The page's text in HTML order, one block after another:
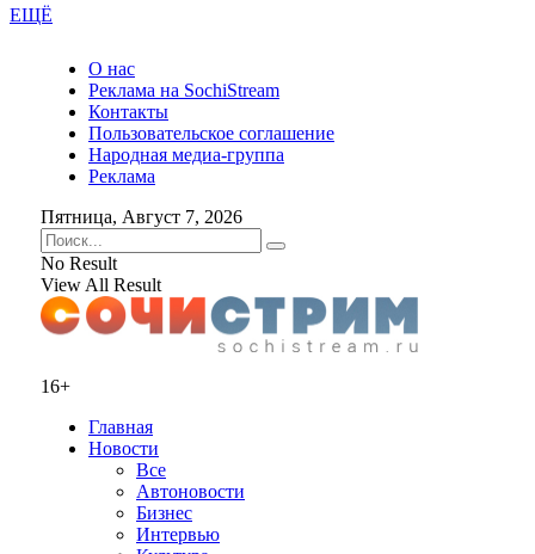
ЕЩЁ
О нас
Реклама на SochiStream
Контакты
Пользовательское соглашение
Народная медиа-группа
Реклама
Пятница, Август 7, 2026
No Result
View All Result
16+
Главная
Новости
Все
Автоновости
Бизнес
Интервью